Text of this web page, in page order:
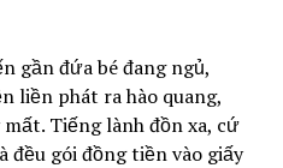
gần đứa bé đang ngủ,
liền phát ra hào quang,
Tiếng lành đồn xa, cứ
đều gói đồng tiền vào giấy